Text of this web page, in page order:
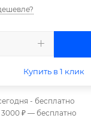
Купить в 1 клик
- бесплатно
3000 ₽ — бесплатно